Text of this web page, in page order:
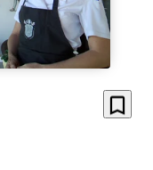
bookmark_border